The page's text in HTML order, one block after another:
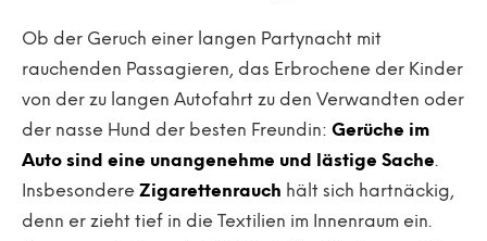
Ob der Geruch einer langen Partynacht mit
rauchenden Passagieren, das Erbrochene der Kinder
von der zu langen Autofahrt zu den Verwandten oder
der nasse Hund der besten Freundin: Gerüche im
Auto sind eine unangenehme und lästige Sache.
Insbesondere Zigarettenrauch hält sich hartnäckig,
denn er zieht tief in die Textilien im Innenraum ein.